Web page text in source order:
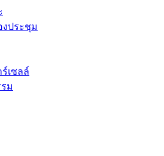
งประชุม
เซลล์
ม